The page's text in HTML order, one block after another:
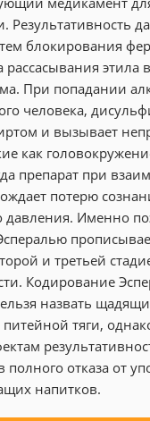
Результативность
блокирования
рассасывания этила
При попадании
человека,
и вызывает
как
препарат при
потерю
давления. Именно
и третьей
Кодирование
назвать
тяги,
полного отказа от
напитков.